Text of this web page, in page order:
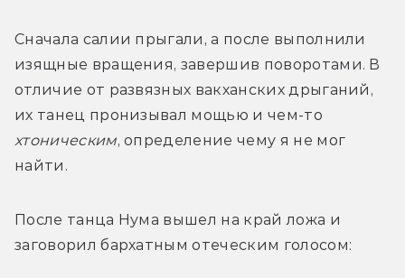
Сначала салии прыгали, а после выполнили
изящные вращения, завершив поворотами. В
отличие от развязных вакханских дрыганий,
хтоническим, определение чему я не мог
найти.
После танца Нума вышел на край ложа и
заговорил бархатным отеческим голосом: